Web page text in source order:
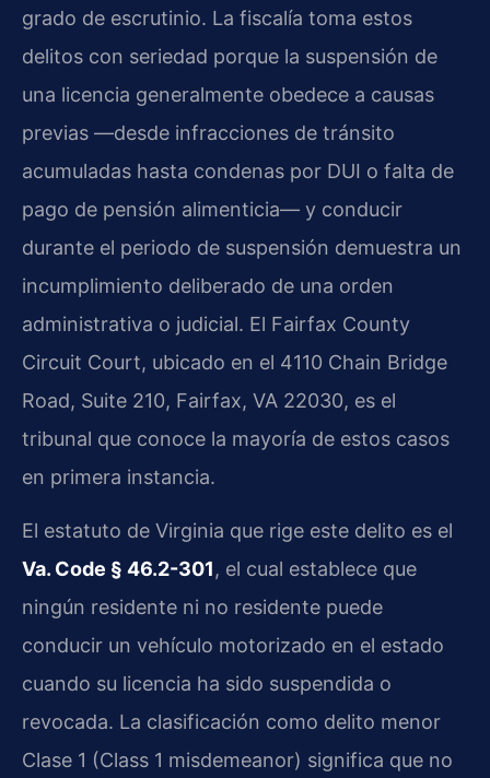
grado de escrutinio. La fiscalía toma estos
delitos con seriedad porque la suspensión de
una licencia generalmente obedece a causas
previas —desde infracciones de tránsito
acumuladas hasta condenas por DUI o falta de
pago de pensión alimenticia— y conducir
durante el periodo de suspensión demuestra un
incumplimiento deliberado de una orden
administrativa o judicial. El Fairfax County
Circuit Court, ubicado en el 4110 Chain Bridge
Road, Suite 210, Fairfax, VA 22030, es el
tribunal que conoce la mayoría de estos casos
en primera instancia.
El estatuto de Virginia que rige este delito es el
Va. Code § 46.2-301, el cual establece que
ningún residente ni no residente puede
conducir un vehículo motorizado en el estado
cuando su licencia ha sido suspendida o
revocada. La clasificación como delito menor
Clase 1 (Class 1 misdemeanor) significa que no